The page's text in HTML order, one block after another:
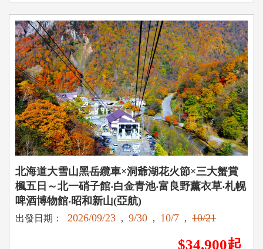
北海道大雪山黑岳纜車×洞爺湖花火節×三大蟹賞
楓五日～北一硝子館‧白金青池‧富良野薰衣草‧札幌
啤酒博物館‧昭和新山(亞航)
出發日期： 2026/09/23 , 9/30 , 10/7 , 10/21
$34,900起